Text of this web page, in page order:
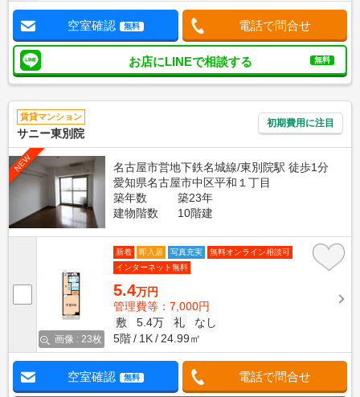
空室確認 無料 電話で問合せ
お店にLINEで相談する 無料
賃貸マンション
サニー東別院
初期費用に注目
NEW
名古屋市営地下鉄名城線/東別院駅 徒歩1分
愛知県名古屋市中区平和１丁目
築年数
築23年
建物階数
10階建
画像 : 23枚
新着 即入居 写真充実
無料オンライン相談可
インターネット無料
5.4万円
管理費等：7,000円
敷
5.4万 礼
なし
5階
1K 24.99㎡
空室確認 無料 電話で問合せ